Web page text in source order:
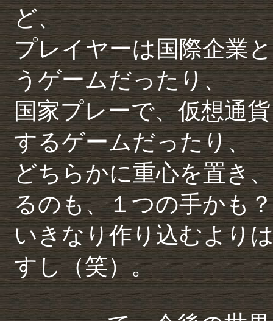
ど、
プレイヤーは国際企業
うゲームだったり、
国家プレーで、仮想通
するゲームだったり、
どちらかに重心を置き
るのも、１つの手かも？
いきなり作り込むより
すし（笑）。